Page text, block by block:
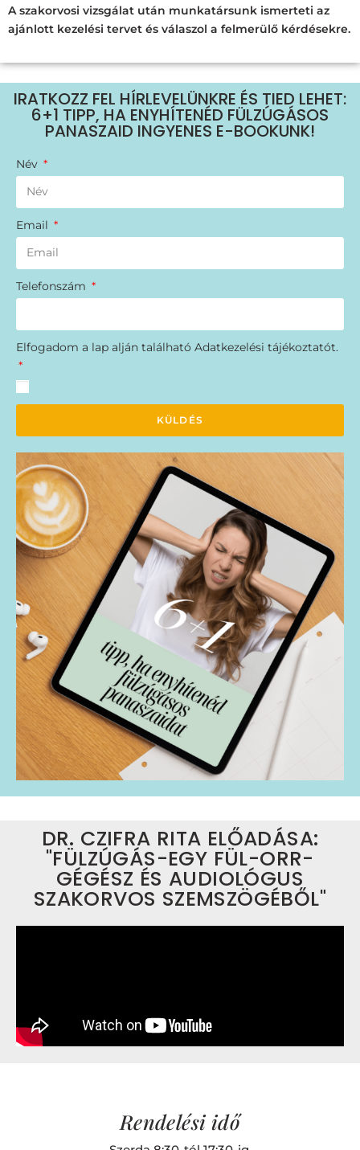
A szakorvosi vizsgálat után munkatársunk ismerteti az
ajánlott kezelési tervet és válaszol a felmerülő kérdésekre.
IRATKOZZ FEL HÍRLEVELÜNKRE ÉS TIED LEHET:
6+1 TIPP, HA ENYHÍTENÉD FÜLZÚGÁSOS
PANASZAID INGYENES E-BOOKUNK!
Név
Email
Telefonszám
Elfogadom a lap alján található Adatkezelési tájékoztatót.
KÜLDÉS
DR. CZIFRA RITA ELŐADÁSA:
"FÜLZÚGÁS-EGY FÜL-ORR-
GÉGÉSZ ÉS AUDIOLÓGUS
SZAKORVOS SZEMSZÖGÉBŐL"
Rendelési idő